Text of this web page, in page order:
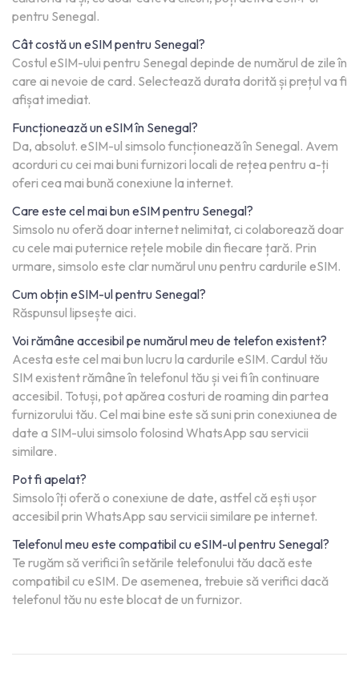
pentru Senegal.
Cât costă un eSIM pentru Senegal?
Costul eSIM-ului pentru Senegal depinde de numărul de zile în
care ai nevoie de card. Selectează durata dorită și prețul va fi
afișat imediat.
Funcționează un eSIM în Senegal?
Da, absolut. eSIM-ul simsolo funcționează în Senegal. Avem
acorduri cu cei mai buni furnizori locali de rețea pentru a-ți
oferi cea mai bună conexiune la internet.
Care este cel mai bun eSIM pentru Senegal?
Simsolo nu oferă doar internet nelimitat, ci colaborează doar
cu cele mai puternice rețele mobile din fiecare țară. Prin
urmare, simsolo este clar numărul unu pentru cardurile eSIM.
Cum obțin eSIM-ul pentru Senegal?
Răspunsul lipsește aici.
Voi rămâne accesibil pe numărul meu de telefon existent?
Acesta este cel mai bun lucru la cardurile eSIM. Cardul tău
SIM existent rămâne în telefonul tău și vei fi în continuare
accesibil. Totuși, pot apărea costuri de roaming din partea
furnizorului tău. Cel mai bine este să suni prin conexiunea de
date a SIM-ului simsolo folosind WhatsApp sau servicii
similare.
Pot fi apelat?
Simsolo îți oferă o conexiune de date, astfel că ești ușor
accesibil prin WhatsApp sau servicii similare pe internet.
Telefonul meu este compatibil cu eSIM-ul pentru Senegal?
Te rugăm să verifici în setările telefonului tău dacă este
compatibil cu eSIM. De asemenea, trebuie să verifici dacă
telefonul tău nu este blocat de un furnizor.